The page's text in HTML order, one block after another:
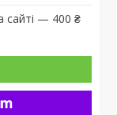
сайті — 400 ₴